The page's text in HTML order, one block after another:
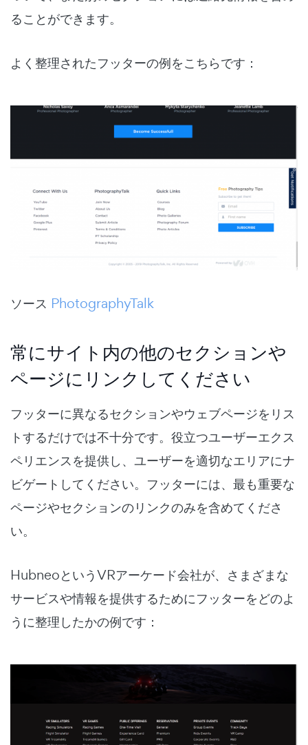
ることができます。
よく整理されたフッターの例をこちらです：
ソース PhotographyTalk
常にサイト内の他のセクションや
ページにリンクしてください
フッターに異なるセクションやウェブページをリス
トするだけでは不十分です。役立つユーザーエクス
ペリエンスを提供し、ユーザーを適切なエリアにナ
ビゲートしてください。フッターには、最も重要な
ページやセクションのリンクのみを含めてくださ
い。
HubneoというVRアーケード会社が、さまざまな
サービスや情報を提供するためにフッターをどのよ
うに整理したかの例です：